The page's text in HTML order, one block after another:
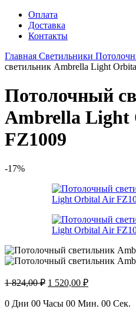
Оплата
Доставка
Контакты
Главная Светильники
светильник Ambrella Light
Потолочный
Ambrella
FZ1009
-17%
1 824,00₽ Первоначальная
составляла
1 520,00 ₽Текущая
1
0 Дни 00 Часы 00 Мин. 00 Сек.